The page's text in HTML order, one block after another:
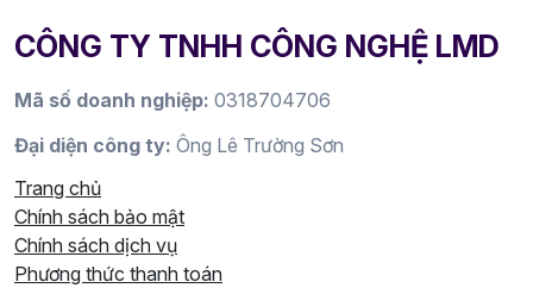
CÔNG TY TNHH CÔNG NGHỆ LMD
Mã số doanh nghiệp: 0318704706
Đại diện công ty: Ông Lê Trường Sơn
Trang chủ
Chính sách bảo mật
Chính sách dịch vụ
Phương thức thanh toán